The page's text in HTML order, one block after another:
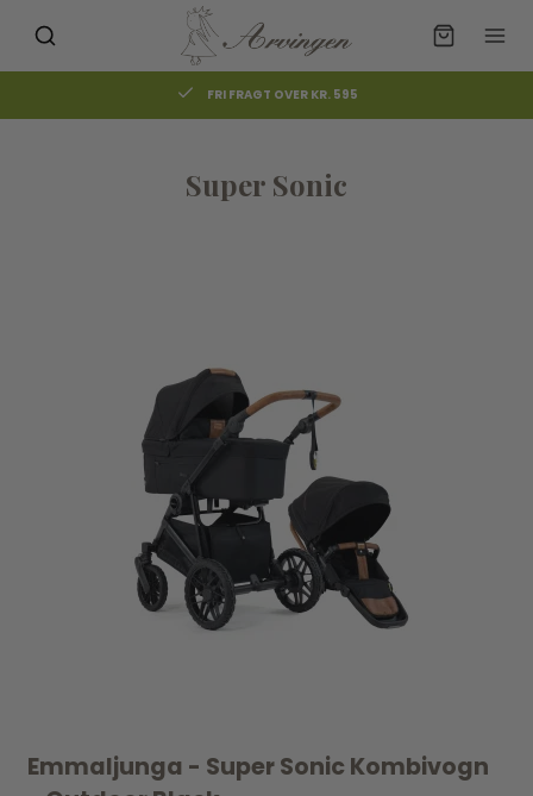
FRI FRAGT OVER KR. 595
Super Sonic
Emmaljunga - Super Sonic Kombivogn